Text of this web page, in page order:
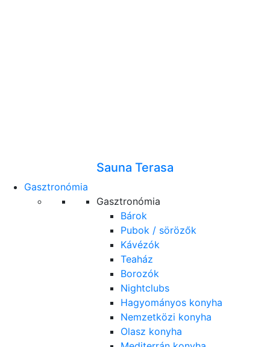
Sauna Terasa
Gasztronómia
Gasztronómia
Bárok
Pubok / sörözők
Kávézók
Teaház
Borozók
Nightclubs
Hagyományos konyha
Nemzetközi konyha
Olasz konyha